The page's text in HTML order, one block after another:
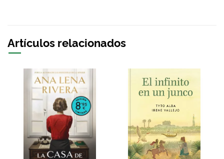
Artículos relacionados